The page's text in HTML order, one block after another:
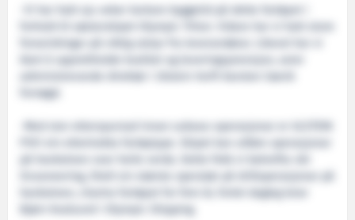
-Vi har hatt sju veker kortare byggetid på dette fartøyet i
forhold til søsterskipet Olympic Triton. Vidare har vi hatt store
forseinkingar på viktig utstyr fra leverandørar. Likevel har vi
klart å opprettholde kvalitet og leveringspresisjon, seier
fornøgd.
-Med stor etterspurnad innan subsea-operasjonar er ULSTEIN
P101 ein ettertrakta fartøytype. Skipet kan utføre operasjonar
Oceaneering, Shell sin største operatør på drilloperasjonar på
havbotnen, chartra fartøyet for fem år, fortel dagleg leiar
Bjørn Kvalsund i Olympic Shipping.